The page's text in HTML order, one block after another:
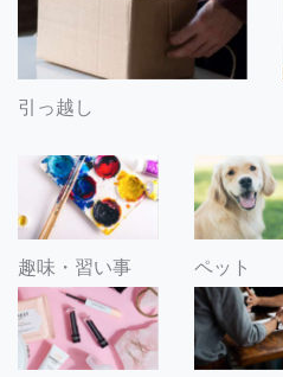
引っ越し
趣味・習い事 ペット